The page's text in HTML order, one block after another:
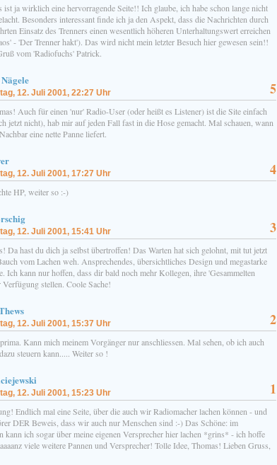
ist ja wirklich eine hervorragende Seite!! Ich glaube, ich habe schon lange nicht
Besonders interessant finde ich ja den Aspekt, dass die Nachrichten durch
Einsatz des Trenners einen wesentlich höheren Unterhaltungswert erreichen
- 'Der Trenner hakt'). Das wird nicht mein letzter Besuch hier gewesen sein!!
vom 'Radiofuchs' Patrick.
12. Juli 2001, 22:27 Uhr 5
Auch für einen 'nur' Radio-User (oder heißt es Listener) ist die Site einfach
jetzt nicht), hab mir auf jeden Fall fast in die Hose gemacht. Mal schauen, wann
eine nette Panne liefert.
12. Juli 2001, 17:27 Uhr 4
HP, weiter so :-)
12. Juli 2001, 15:41 Uhr 3
Da hast du dich ja selbst übertroffen! Das Warten hat sich gelohnt, mit tut jetzt
vom Lachen weh. Ansprechendes, übersichtliches Design und megastarke
Ich kann nur hoffen, dass dir bald noch mehr Kollegen, ihre 'Gesammelten
Verfügung stellen. Coole Sache!
12. Juli 2001, 15:37 Uhr 2
Kann mich meinem Vorgänger nur anschliessen. Mal sehen, ob ich auch
steuern kann..... Weiter so !
12. Juli 2001, 15:23 Uhr 1
Endlich mal eine Seite, über die auch wir Radiomacher lachen können - und
DER Beweis, dass wir auch nur Menschen sind :-) Das Schöne: im
kann ich sogar über meine eigenen Versprecher hier lachen *grins* - ich hoffe
viele weitere Pannen und Versprecher! Tolle Idee, Thomas! Lieben Gruss,